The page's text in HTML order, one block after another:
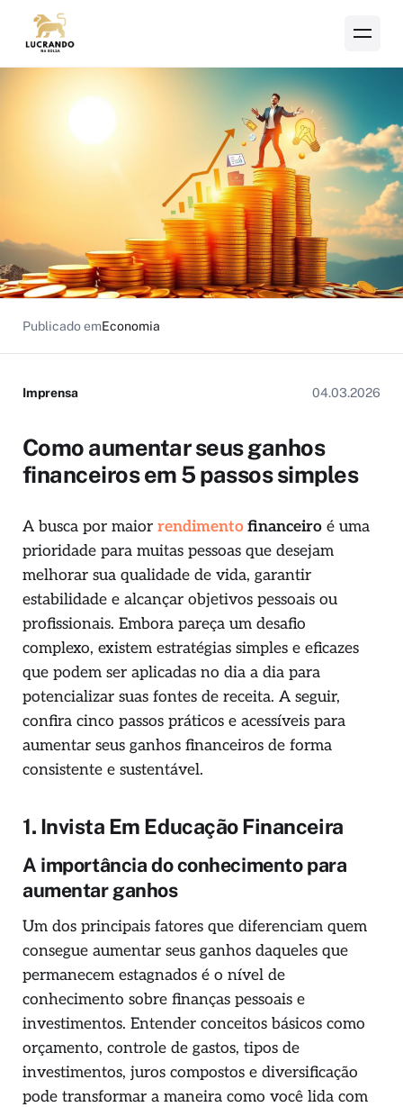
Publicado emEconomia
Imprensa 04.03.2026
Como aumentar seus ganhos
financeiros em 5 passos simples
A busca por maior rendimentofinanceiro é uma
prioridade para muitas pessoas que desejam
melhorar sua qualidade de vida, garantir
estabilidade e alcançar objetivos pessoais ou
profissionais. Embora pareça um desafio
complexo, existem estratégias simples e eficazes
que podem ser aplicadas no dia a dia para
potencializar suas fontes de receita. A seguir,
confira cinco passos práticos e acessíveis para
aumentar seus ganhos financeiros de forma
consistente e sustentável.
1. Invista Em Educação Financeira
A importância do conhecimento para
aumentar ganhos
Um dos principais fatores que diferenciam quem
consegue aumentar seus ganhos daqueles que
permanecem estagnados é o nível de
conhecimento sobre finanças pessoais e
investimentos. Entender conceitos básicos como
orçamento, controle de gastos, tipos de
investimentos, juros compostos e diversificação
pode transformar a maneira como você lida com